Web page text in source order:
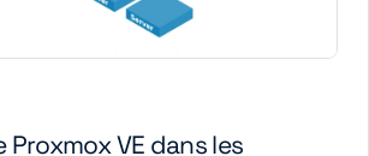
VE dans les